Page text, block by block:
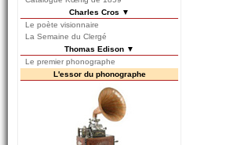
Charles Cros ▼
Le poète visionnaire
La Semaine du Clergé
Thomas Edison ▼
Le premier phonographe
L'essor du phonographe